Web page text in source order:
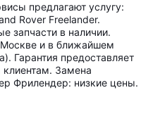
предлагают услугу:
Rover Freelander.
запчасти в наличии.
и в ближайшем
Гарантия предоставляет
Замена
Фрилендер: низкие цены.